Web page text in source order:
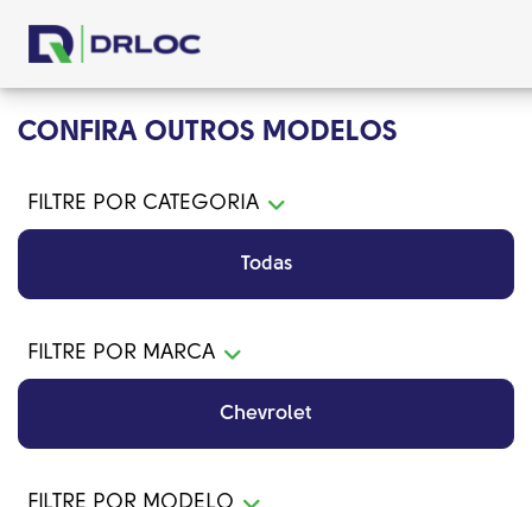
CONFIRA OUTROS MODELOS
FILTRE POR CATEGORIA
Todas
FILTRE POR MARCA
Chevrolet